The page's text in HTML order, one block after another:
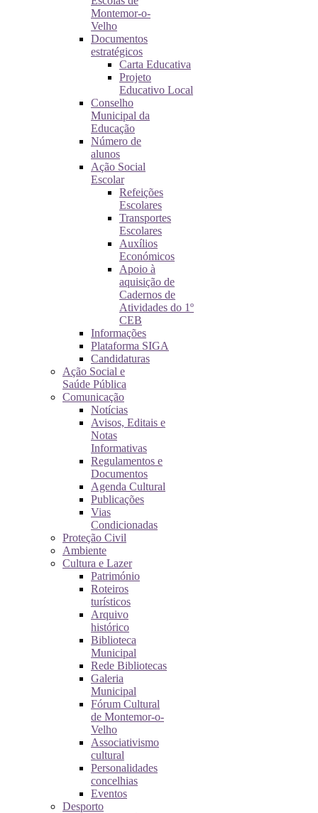
Montemor-o-
Velho
Documentos
estratégicos
Carta Educativa
Projeto
Educativo Local
Conselho
Municipal da
Educação
Número de
alunos
Ação Social
Escolar
Refeições
Escolares
Transportes
Escolares
Auxílios
Económicos
Apoio à
aquisição de
Cadernos de
Atividades do 1º
CEB
Informações
Plataforma SIGA
Candidaturas
Ação Social e
Saúde Pública
Comunicação
Notícias
Avisos, Editais e
Notas
Informativas
Regulamentos e
Documentos
Agenda Cultural
Publicações
Vias
Condicionadas
Proteção Civil
Ambiente
Cultura e Lazer
Património
Roteiros
turísticos
Arquivo
histórico
Biblioteca
Municipal
Rede Bibliotecas
Galeria
Municipal
Fórum Cultural
de Montemor-o-
Velho
Associativismo
cultural
Personalidades
concelhias
Eventos
Desporto